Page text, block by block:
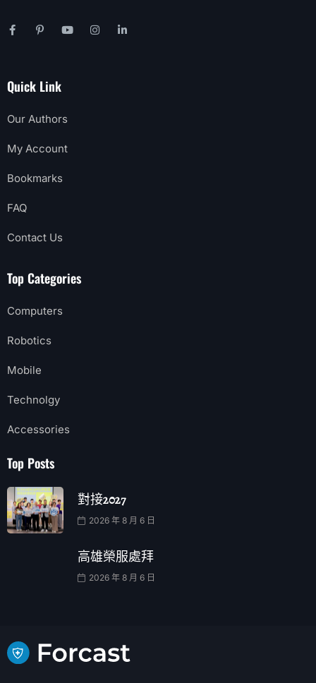
Quick Link
Our Authors
My Account
Bookmarks
FAQ
Contact Us
Top Categories
Computers
Robotics
Mobile
Technolgy
Accessories
Top Posts
對接2027
2026 年 8 月 6 日
高雄榮服處拜
2026 年 8 月 6 日